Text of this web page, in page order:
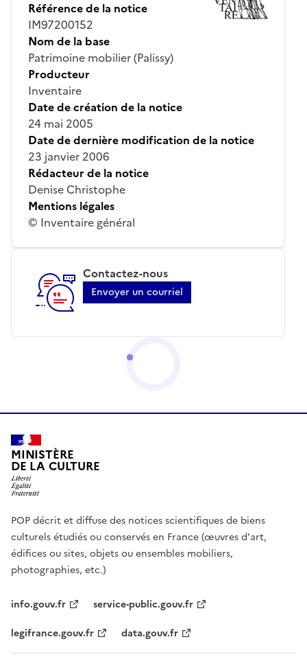
Référence de la notice
IM97200152
Nom de la base
Patrimoine mobilier (Palissy)
Producteur
Inventaire
Date de création de la notice
24 mai 2005
Date de dernière modification de la notice
23 janvier 2006
Rédacteur de la notice
Denise Christophe
Mentions légales
© Inventaire général
Contactez-nous
Envoyer un courriel
MINISTÈRE
DE LA CULTURE
POP décrit et diffuse des notices scientifiques de biens
culturels étudiés ou conservés en France (œuvres d'art,
édifices ou sites, objets ou ensembles mobiliers,
photographies, etc.)
info.gouv.fr
service-public.gouv.fr
legifrance.gouv.fr
data.gouv.fr